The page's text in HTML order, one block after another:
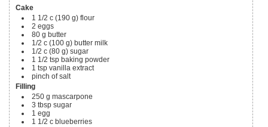
Cake
1 1/2 c (190 g) flour
2 eggs
80 g butter
1/2 c (100 g) butter milk
1/2 c (80 g) sugar
1 1/2 tsp baking powder
1 tsp vanilla extract
pinch of salt
Filling
250 g mascarpone
3 tbsp sugar
1 egg
1 1/2 c blueberries